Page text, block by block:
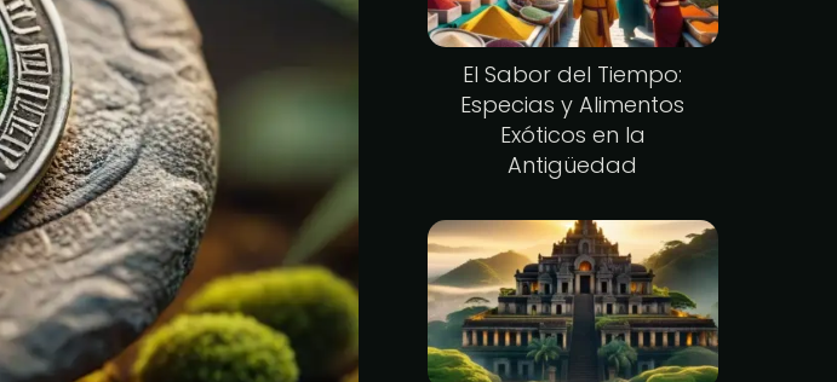
El Sabor del Tiempo:
Especias y Alimentos
Exóticos en la
Antigüedad